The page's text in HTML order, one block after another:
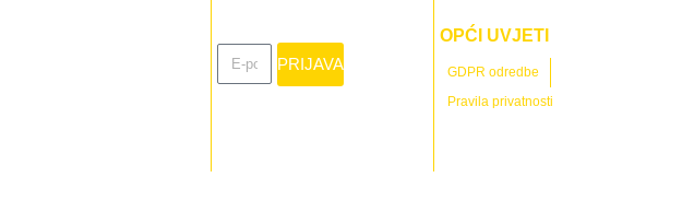
PRIJAVA
OPĆI UVJETI
GDPR odredbe
Pravila privatnosti